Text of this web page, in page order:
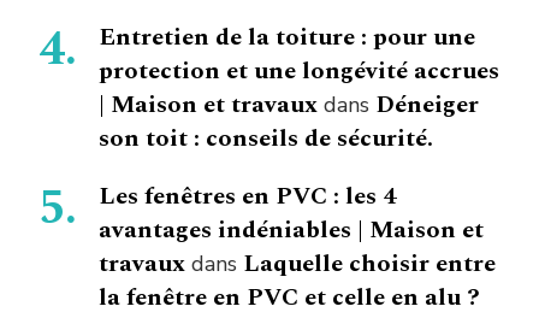
Entretien de la toiture : pour une
protection et une longévité accrues
| Maison et travaux dans Déneiger
son toit : conseils de sécurité.
Les fenêtres en PVC : les 4
avantages indéniables | Maison et
travaux dans Laquelle choisir entre
la fenêtre en PVC et celle en alu ?